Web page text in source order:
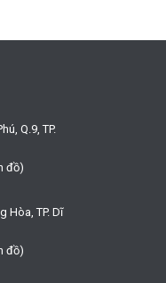
Q.9, TP.
đồ)
Hòa, TP. Dĩ
đồ)